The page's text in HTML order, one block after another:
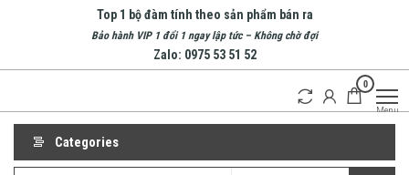
Top 1 bộ đàm tính theo sản phẩm bán ra
Bảo hành VIP 1 đổi 1 ngay lập tức – Không chờ đợi
Zalo: 0975 53 51 52
Đàm
Nha
Trang
đầu về
đàm
0
Menu
Categories